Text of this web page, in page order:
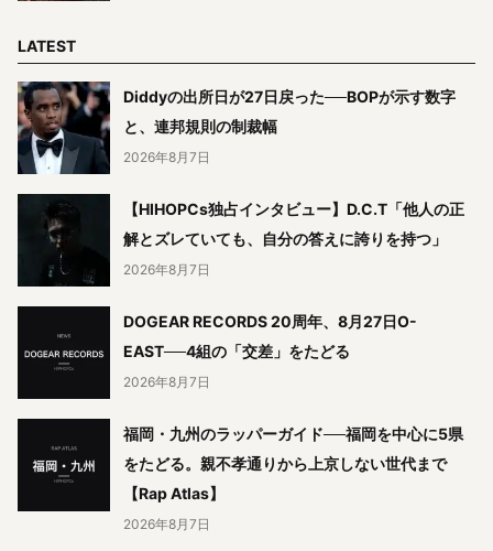
LATEST
Diddyの出所日が27日戻った──BOPが示す数字
と、連邦規則の制裁幅
2026年8月7日
【HIHOPCs独占インタビュー】D.C.T「他人の正
解とズレていても、自分の答えに誇りを持つ」
2026年8月7日
DOGEAR RECORDS 20周年、8月27日O-
EAST──4組の「交差」をたどる
2026年8月7日
福岡・九州のラッパーガイド──福岡を中心に5県
をたどる。親不孝通りから上京しない世代まで
【Rap Atlas】
2026年8月7日